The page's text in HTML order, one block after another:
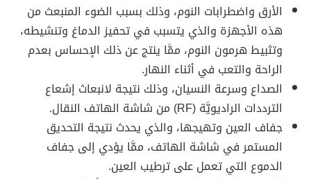
الأرق واضطرابات النوم، وذلك بسبب الضوء المنبعث من
هذه الأجهزة والذي يتسبب في تحفيز الدماغ وتنشيطه،
وتثبيط هرمون النوم، ممَّا ينتج عن ذلك الإحساس بعدم
الراحة والتعب في أثناء النهار.
الصداع وسرعة النسيان، وذلك نتيجة لانبعاث إشعاع
الترددات الراديويَّة (RF) من شاشة الهاتف النقال.
جفاف العين وتهيجها، والذي يحدث نتيجة التحديق
المستمر في شاشة الهاتف، ممَّا يؤدي إلى جفاف
الدموع التي تعمل على ترطيب العين.